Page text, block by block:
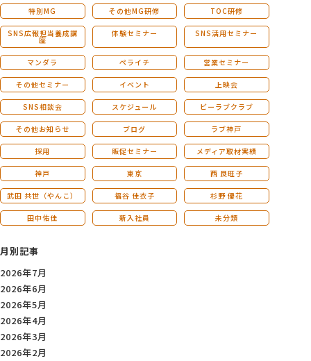
特別MG その他MG研修 TOC研修
SNS広報担当養成講
座
体験セミナー SNS活用セミナー
マンダラ ペライチ 営業セミナー
その他セミナー イベント 上映会
SNS相談会 スケジュール ビーラブクラブ
その他お知らせ ブログ ラブ神戸
採用 販促セミナー メディア取材実績
神戸 東京 西 良旺子
武田 共世（やんこ） 福谷 佳衣子 杉野 優花
田中佑佳 新入社員 未分類
月別記事
2026年7月
2026年6月
2026年5月
2026年4月
2026年3月
2026年2月